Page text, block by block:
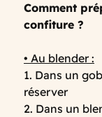
Comment
confiture ?
• Au blender :
1. Dans un
réserver
2. Dans un